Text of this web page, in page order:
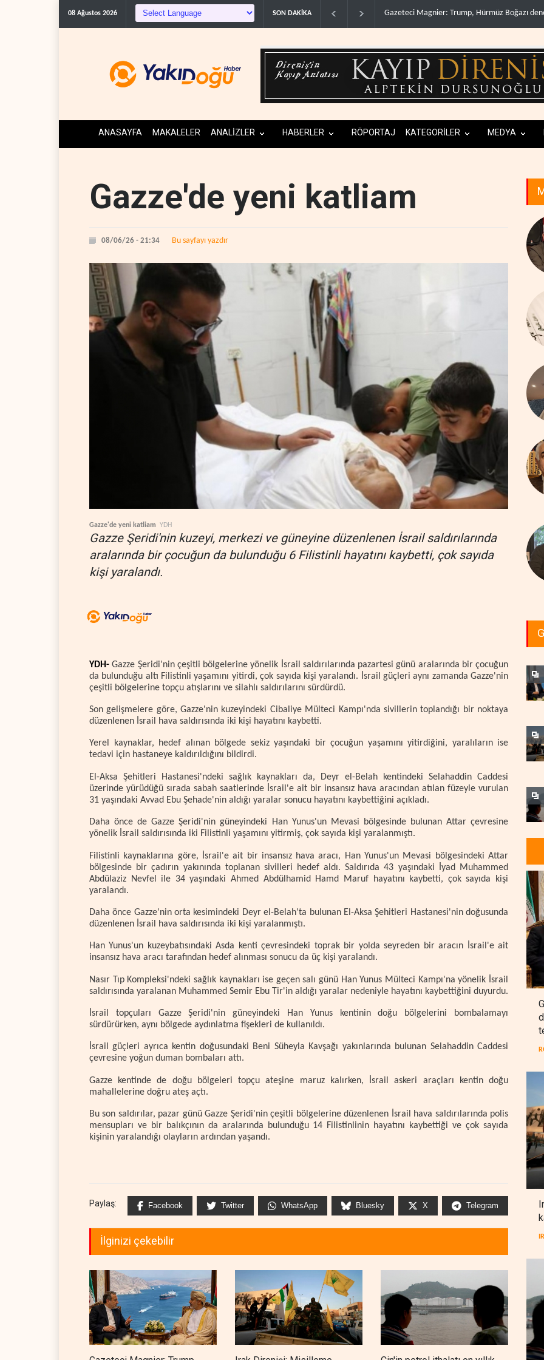
08 Ağustos 2026 SON DAKİKA Gazeteci Magnier: Trump, Hürmüz Boğazı denetimini doğru..
ANASAYFA MAKALELER ANALİZLER HABERLER RÖPORTAJ KATEGORİLER MEDYA
Gazze'de yeni katliam
08/06/26 - 21:34 Bu sayfayı yazdır
Gazze'de yeni katliam YDH
Gazze Şeridi'nin kuzeyi, merkezi ve güneyine düzenlenen İsrail saldırılarında
aralarında bir çocuğun da bulunduğu 6 Filistinli hayatını kaybetti, çok sayıda
kişi yaralandı.
YDH- Gazze Şeridi'nin çeşitli bölgelerine yönelik İsrail saldırılarında pazartesi günü aralarında bir çocuğun
da bulunduğu altı Filistinli yaşamını yitirdi, çok sayıda kişi yaralandı. İsrail güçleri aynı zamanda Gazze'nin
çeşitli bölgelerine topçu atışlarını ve silahlı saldırılarını sürdürdü.
Son gelişmelere göre, Gazze'nin kuzeyindeki Cibaliye Mülteci Kampı'nda sivillerin toplandığı bir noktaya
düzenlenen İsrail hava saldırısında iki kişi hayatını kaybetti.
Yerel kaynaklar, hedef alınan bölgede sekiz yaşındaki bir çocuğun yaşamını yitirdiğini, yaralıların ise
tedavi için hastaneye kaldırıldığını bildirdi.
El-Aksa Şehitleri Hastanesi'ndeki sağlık kaynakları da, Deyr el-Belah kentindeki Selahaddin Caddesi
üzerinde yürüdüğü sırada sabah saatlerinde İsrail'e ait bir insansız hava aracından atılan füzeyle vurulan
31 yaşındaki Avvad Ebu Şehade'nin aldığı yaralar sonucu hayatını kaybettiğini açıkladı.
Daha önce de Gazze Şeridi'nin güneyindeki Han Yunus'un Mevasi bölgesinde bulunan Attar çevresine
yönelik İsrail saldırısında iki Filistinli yaşamını yitirmiş, çok sayıda kişi yaralanmıştı.
Filistinli kaynaklarına göre, İsrail'e ait bir insansız hava aracı, Han Yunus'un Mevasi bölgesindeki Attar
bölgesinde bir çadırın yakınında toplanan sivilleri hedef aldı. Saldırıda 43 yaşındaki İyad Muhammed
Abdülaziz Nevfel ile 34 yaşındaki Ahmed Abdülhamid Hamd Maruf hayatını kaybetti, çok sayıda kişi
yaralandı.
Daha önce Gazze'nin orta kesimindeki Deyr el-Belah'ta bulunan El-Aksa Şehitleri Hastanesi'nin doğusunda
düzenlenen İsrail hava saldırısında iki kişi yaralanmıştı.
Han Yunus'un kuzeybatısındaki Asda kenti çevresindeki toprak bir yolda seyreden bir aracın İsrail'e ait
insansız hava aracı tarafından hedef alınması sonucu da üç kişi yaralandı.
Nasır Tıp Kompleksi'ndeki sağlık kaynakları ise geçen salı günü Han Yunus Mülteci Kampı'na yönelik İsrail
saldırısında yaralanan Muhammed Semir Ebu Tir'in aldığı yaralar nedeniyle hayatını kaybettiğini duyurdu.
İsrail topçuları Gazze Şeridi'nin güneyindeki Han Yunus kentinin doğu bölgelerini bombalamayı
sürdürürken, aynı bölgede aydınlatma fişekleri de kullanıldı.
İsrail güçleri ayrıca kentin doğusundaki Beni Süheyla Kavşağı yakınlarında bulunan Selahaddin Caddesi
çevresine yoğun duman bombaları attı.
Gazze kentinde de doğu bölgeleri topçu ateşine maruz kalırken, İsrail askeri araçları kentin doğu
mahallelerine doğru ateş açtı.
Bu son saldırılar, pazar günü Gazze Şeridi'nin çeşitli bölgelerine düzenlenen İsrail hava saldırılarında polis
mensupları ve bir balıkçının da aralarında bulunduğu 14 Filistinlinin hayatını kaybettiği ve çok sayıda
kişinin yaralandığı olayların ardından yaşandı.
Paylaş: Facebook Twitter WhatsApp Bluesky X Telegram
İlginizi çekebilir